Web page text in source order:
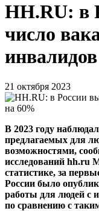
HH.RU: в
число
21 октября 2023
В 2023 году
предлагаемых для
возможностями,
исследований hh.ru
статистике, за
России было
работы для людей с
по сравнению с